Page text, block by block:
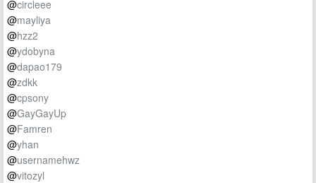
@circleee
@mayliya
@hzz2
@ydobyna
@dapao179
@zdkk
@cpsony
@GayGayUp
@Famren
@yhan
@usernamehwz
@vitozyl